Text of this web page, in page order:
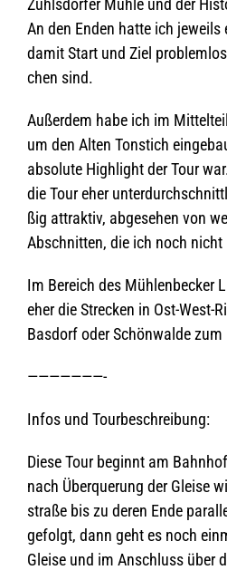
Zühls­dor­fer Mühle und der
An den Enden hatte ich jeweils
damit Start und Ziel
chen sind.
Außer­dem habe ich im
um den Alten Ton­stich
abso­lute High­light der Tour
die Tour eher
ßig attrak­tiv, abge­se­hen von
Abschnit­ten, die ich noch nicht
Im Bereich des Müh­len­be­cker
eher die Stre­cken in Ost-West-
Bas­dorf oder Schön­walde
———————-
Infos und Tourbeschreibung:
Diese Tour beginnt am
nach Über­que­rung der Gleise
straße bis zu deren Ende
gefolgt, dann geht es noch
Gleise und im Anschluss über